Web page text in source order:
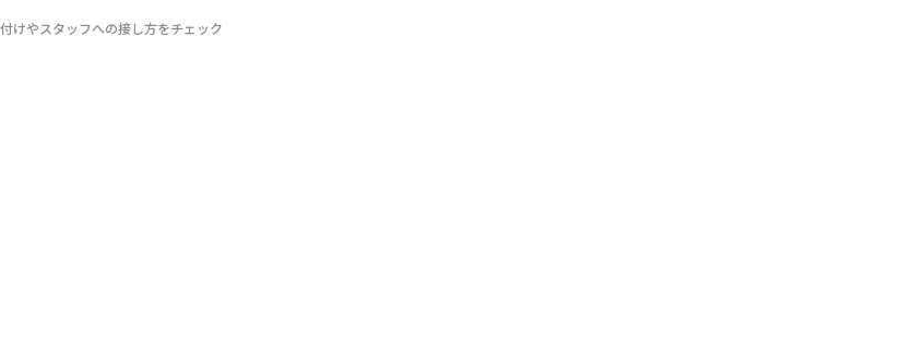
けやスタッフへの接し方をチェック